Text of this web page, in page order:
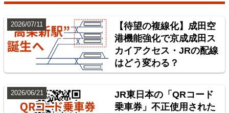
3
【待望の複線化】成田空
港機能強化で京成成田ス
カイアクセス・JRの配線
はどう変わる？
2026/07/11
JR東日本の「QRコード
乗車券」不正使用された
2026/06/21